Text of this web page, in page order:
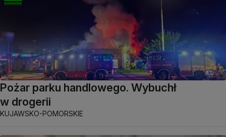
Pożar parku handlowego. Wybuchł
w drogerii
KUJAWSKO-POMORSKIE